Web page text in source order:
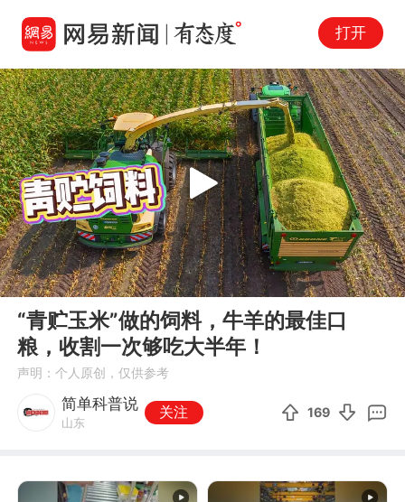
打开
00:00 00:35
Play
“青贮玉米”做的饲料，牛羊的最佳口
粮，收割一次够吃大半年！
声明：个人原创，仅供参考
简单科普说
山东
关注 169